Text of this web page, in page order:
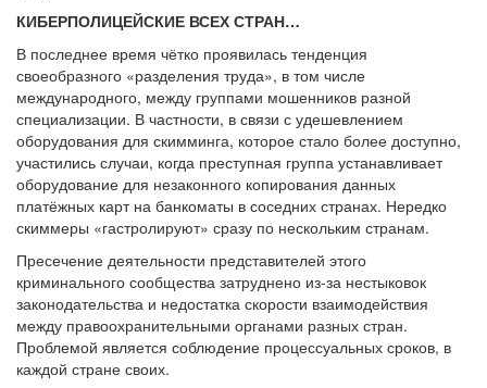
КИБЕРПОЛИЦЕЙСКИЕ ВСЕХ СТРАН…
В последнее время чётко проявилась тенденция
своеобразного «разделения труда», в том числе
международного, между группами мошенников разной
специализации. В частности, в связи с удешевлением
оборудования для скимминга, которое стало более доступно,
участились случаи, когда преступная группа устанавливает
оборудование для незаконного копирования данных
платёжных карт на банкоматы в соседних странах. Нередко
скиммеры «гастролируют» сразу по нескольким странам.
Пресечение деятельности представителей этого
криминального сообщества затруднено из-за нестыковок
законодательства и недостатка скорости взаимодействия
между правоохранительными органами разных стран.
Проблемой является соблюдение процессуальных сроков, в
каждой стране своих.